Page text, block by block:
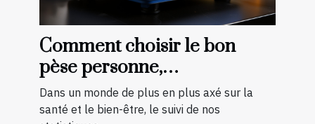
Comment choisir le bon
pèse personne,
impédancemètre et balance
pour vos besoins
Dans un monde de plus en plus axé sur la
santé et le bien-être, le suivi de nos